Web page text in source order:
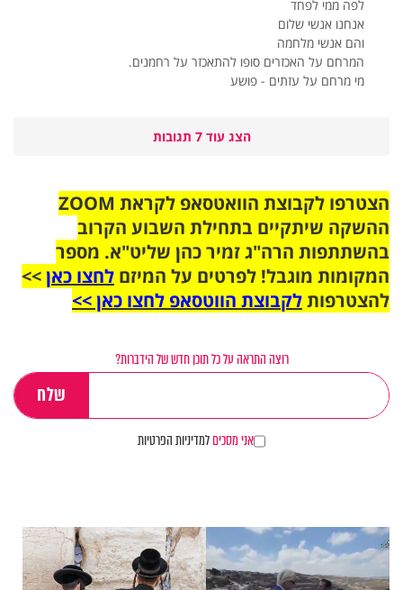
מי מרחם על עזתים - פושע
הצג עוד 7 תגובות
הצטרפו לקבוצת הוואטסאפ לקראת ZOOM
ההשקה שיתקיים בתחילת השבוע הקרוב
בהשתתפות הרה"ג זמיר כהן שליט"א. מספר
המקומות מוגבל! לפרטים על המיזם לחצו כאן>>
להצטרפותלקבוצת הווטסאפ לחצו כאן >>
רוצה התראה על כל תוכן חדש של הידברות?
אני מסכיםלמדיניות הפרטיות